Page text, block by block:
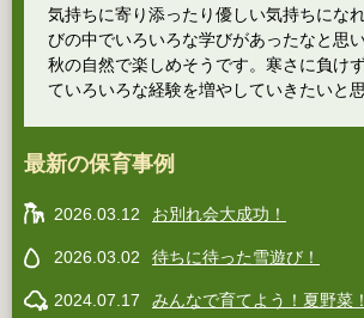
気持ちに寄り添ったり優しい気持ちにな
びの中でいろいろな学びがあったなと思
秋の自然で楽しめそうです。寒さに負け
ていろいろな経験を増やしていきたいと思
最新の保育事例
2026.03.12 お別れ会大成功！
2026.03.02 待ちに待った雪遊び！
2024.07.17 みんなで育てよう！夏野菜！